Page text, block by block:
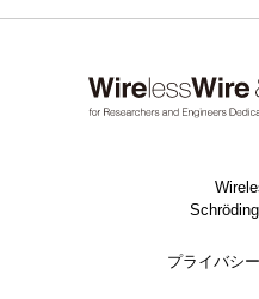
プライバシ